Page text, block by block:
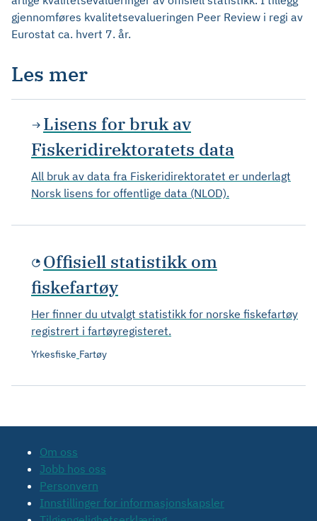
gjennomføres kvalitetsevalueringen Peer Review i regi av
Eurostat ca. hvert 7. år.
Les mer
Lisens for bruk av
Fiskeridirektoratets data
All bruk av data fra Fiskeridirektoratet er underlagt
Norsk lisens for offentlige data (NLOD).
Offisiell statistikk om
fiskefartøy
Her finner du utvalgt statistikk for norske fiskefartøy
registrert i fartøyregisteret.
Yrkesfiske Fartøy
Om oss
Jobb hos oss
Personvern
Innstillinger for informasjonskapsler